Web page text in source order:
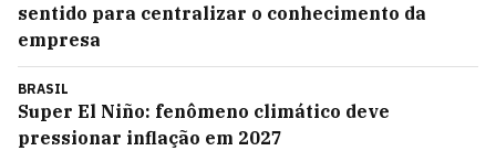
sentido para centralizar o conhecimento da
empresa
BRASIL
Super El Niño: fenômeno climático deve
pressionar inflação em 2027